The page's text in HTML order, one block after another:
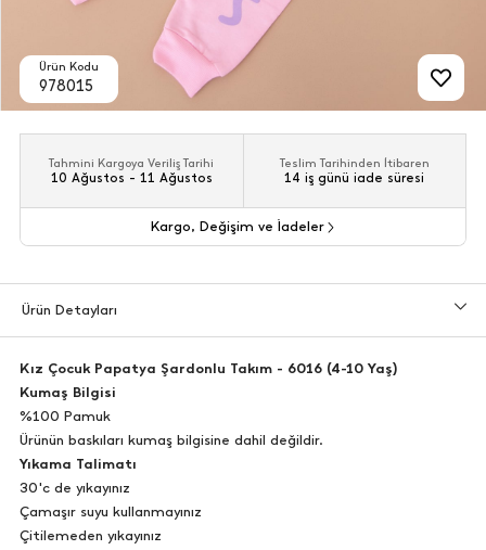
Ürün Kodu
978015
Tahmini Kargoya Veriliş Tarihi
10 Ağustos - 11 Ağustos
Teslim Tarihinden İtibaren
14 iş günü iade süresi
Kargo, Değişim ve İadeler
Ürün Detayları
Kız Çocuk Papatya Şardonlu Takım - 6016 (4-10 Yaş)
Kumaş Bilgisi
%100 Pamuk
Ürünün baskıları kumaş bilgisine dahil değildir.
Yıkama Talimatı
30'c de yıkayınız
Çamaşır suyu kullanmayınız
Çitilemeden yıkayınız